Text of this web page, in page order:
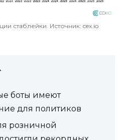
стаблейки. Источник: cex.io
боты имеют
для политиков
розничной